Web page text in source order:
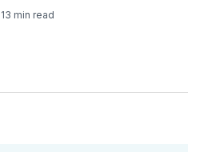
13 min read